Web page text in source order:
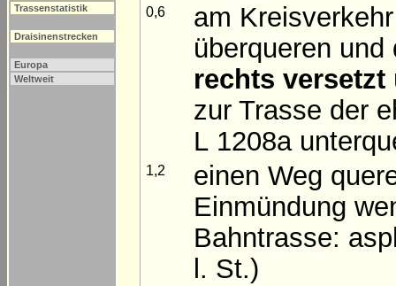
Trassenstatistik
Draisinenstrecken
Europa
Weltweit
0,6
am
überqueren
rechts versetzt
zur Trasse der
L 1208a
1,2
einen Weg
Einmündung
Bahntrasse:
l. St.)